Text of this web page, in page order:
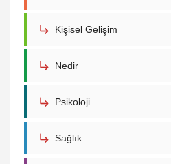
Kişisel Gelişim
Nedir
Psikoloji
Sağlık